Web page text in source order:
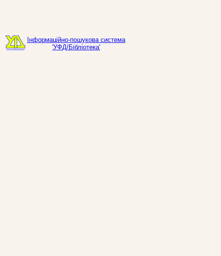
Інформаційно-пошукова система
'УФД/Бібліотека'